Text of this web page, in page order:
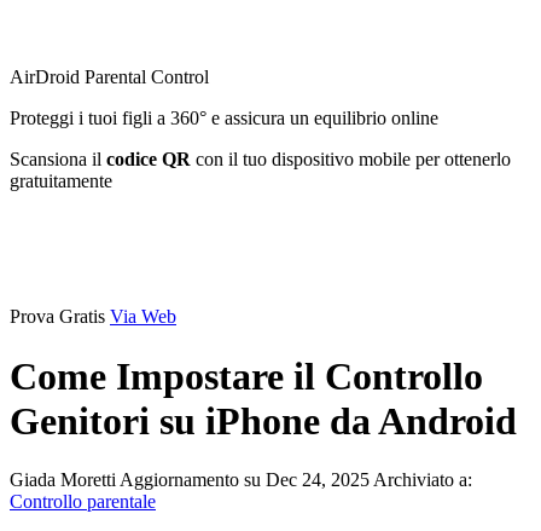
AirDroid Parental Control
Proteggi i tuoi figli a 360° e assicura un equilibrio online
Scansiona il codice QR con il tuo dispositivo mobile per ottenerlo
gratuitamente
Prova Gratis Via Web
Come Impostare il Controllo
Genitori su iPhone da Android
Giada Moretti Aggiornamento su Dec 24, 2025 Archiviato a:
Controllo parentale